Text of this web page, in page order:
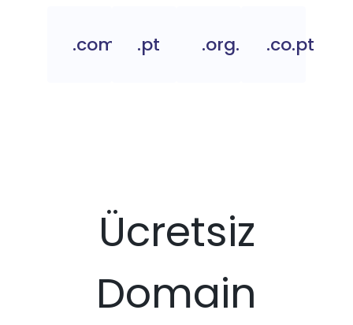
.com.pt.pt .org.pt .co.pt
Ücretsiz
Domain